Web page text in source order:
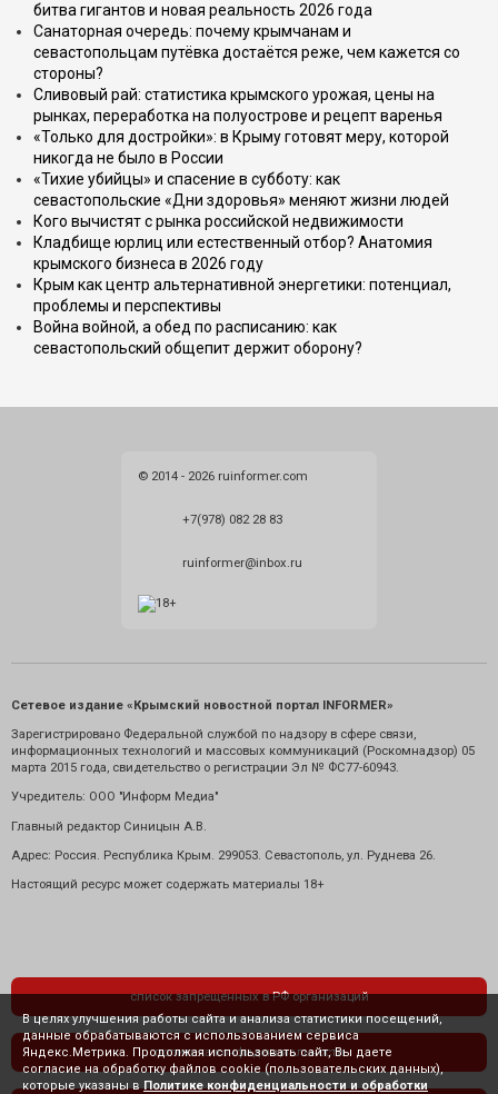
битва гигантов и новая реальность 2026 года
Санаторная очередь: почему крымчанам и
севастопольцам путёвка достаётся реже, чем кажется со
стороны?
Сливовый рай: статистика крымского урожая, цены на
рынках, переработка на полуострове и рецепт варенья
«Только для достройки»: в Крыму готовят меру, которой
никогда не было в России
«Тихие убийцы» и спасение в субботу: как
севастопольские «Дни здоровья» меняют жизни людей
Кого вычистят с рынка российской недвижимости
Кладбище юрлиц или естественный отбор? Анатомия
крымского бизнеса в 2026 году
Крым как центр альтернативной энергетики: потенциал,
проблемы и перспективы
Война войной, а обед по расписанию: как
севастопольский общепит держит оборону?
© 2014 - 2026 ruinformer.com
+7(978) 082 28 83
ruinformer@inbox.ru
Сетевое издание «Крымский новостной портал INFORMER»
Зарегистрировано Федеральной службой по надзору в сфере связи,
информационных технологий и массовых коммуникаций (Роскомнадзор) 05
марта 2015 года, свидетельство о регистрации Эл № ФС77-60943.
Учредитель: ООО "Информ Медиа"
Главный редактор Синицын А.В.
Адрес: Россия. Республика Крым. 299053. Севастополь, ул. Руднева 26.
Настоящий ресурс может содержать материалы 18+
список запрещенных в РФ организаций
политика конфиденциальности
В целях улучшения работы сайта и анализа статистики посещений,
данные обрабатываются с использованием сервиса
Яндекс.Метрика. Продолжая использовать сайт, Вы даете
согласие на обработку файлов cookie (пользовательских данных),
которые указаны в Политике конфиденциальности и обработки